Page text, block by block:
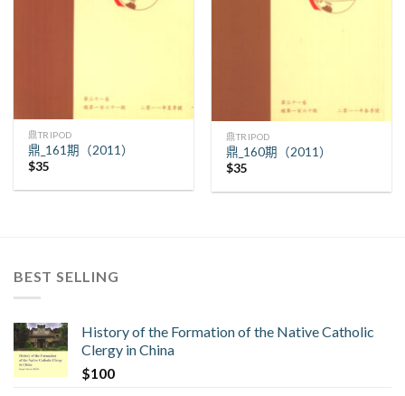
鼎TRIPOD
鼎_161期（2011）
$35
鼎TRIPOD
鼎_160期（2011）
$35
BEST SELLING
History of the Formation of the Native Catholic
Clergy in China
$100